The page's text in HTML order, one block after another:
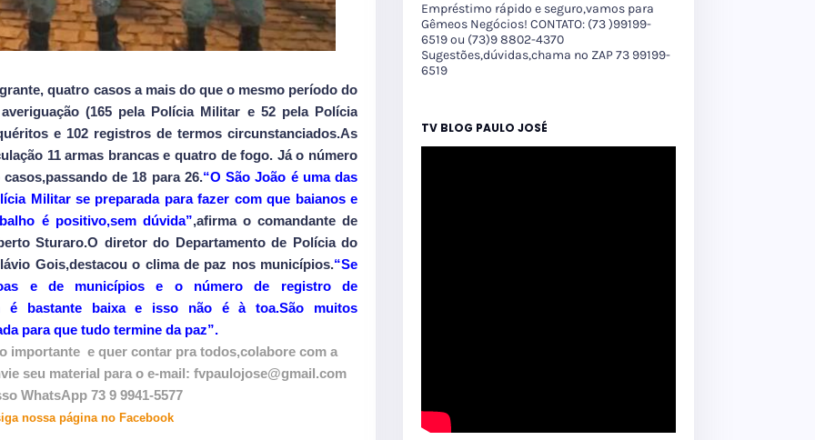
quatro casos a mais do que o mesmo período do
(165 pela Polícia Militar e 52 pela Polícia
e 102 registros de termos circunstanciados.As
11 armas brancas e quatro de fogo. Já o número
de 18 para 26.“O São João é uma das
Militar se preparada para fazer com que baianos e
é positivo,sem dúvida”,afirma o comandante de
Sturaro.O diretor do Departamento de Polícia do
Gois,destacou o clima de paz nos municípios.“Se
e de municípios e o número de registro de
é bastante baixa e isso não é à toa.São muitos
para que tudo termine da paz”.
importante e quer contar pra todos,colabore com a
seu material para o e-mail: fvpaulojose@gmail.com
WhatsApp 73 9 9941-5577
nossa página no Facebook
Empréstimo rápido e seguro,vamos para
Gêmeos Negócios! CONTATO: (73 )99199-
6519 ou (73)9 8802-4370
Sugestões,dúvidas,chama no ZAP 73 99199-
6519
TV BLOG PAULO JOSÉ